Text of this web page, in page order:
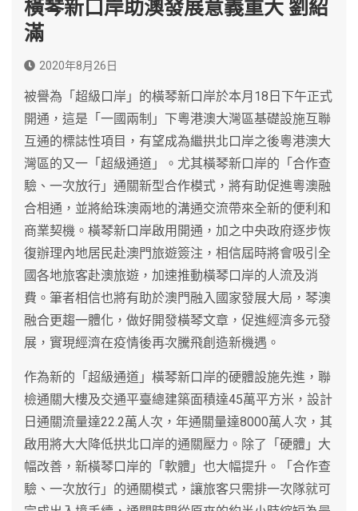
橫琴新口岸助澳發展意義重大 劉紹
滿
2020年8月26日
被譽為「超級口岸」的橫琴新口岸於本月18日下午正式
開通，這是「一國兩制」下粵港澳大灣區基礎設施互聯
互通的標誌性項目，有望成為繼拱北口岸之後粵港澳大
灣區的又一「超級通道」。尤其橫琴新口岸的「合作查
驗、一次放行」通關新型合作模式，將有助促進粵澳融
合相通，並將給珠澳兩地的溝通交流帶來全新的便利和
商業契機。橫琴新口岸啟用開通，加之中央政府逐步恢
復辦理內地居民赴澳門旅遊簽注，相信屆時將會吸引全
國各地旅客赴澳旅遊，加速推動橫琴口岸的人流及消
費。筆者相信也將有助於澳門融入國家發展大局，琴澳
融合更趨一體化，做好開發橫琴文章，促進經濟多元發
展，實現經濟在疫情後再次騰飛創造新機遇。
作為新的「超級通道」橫琴新口岸的硬體設施先進，聯
檢通關大樓及交通平臺總建築面積達45萬平方米，設計
日通關流量達22.2萬人次，年通關量達8000萬人次，其
啟用將大大降低拱北口岸的通關壓力。除了「硬體」大
幅改善，新橫琴口岸的「軟體」也大幅提升。「合作查
驗、一次放行」的通關模式，讓旅客只需排一次隊就可